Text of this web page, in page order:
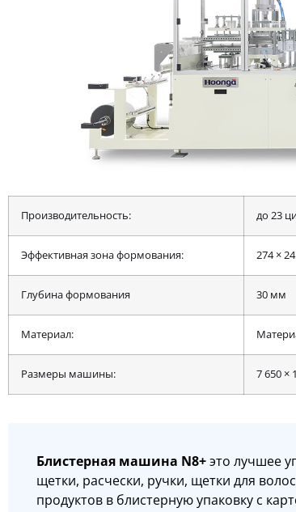
Производительность: до 23
Эффективная зона формования: 274 ×
Глубина формования 30 мм
Материал:
Размеры машины: 7 650 ×
Блистерная машина N8+это лучшее
щетки, расчески, ручки, щетки для
продуктов в блистерную упаковку с